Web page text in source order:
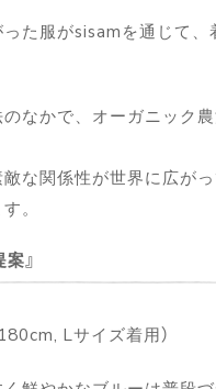
た服がsisamを通じて、
なかで、オーガニック
な関係性が世界に広が
。
案
Lサイズ着用）